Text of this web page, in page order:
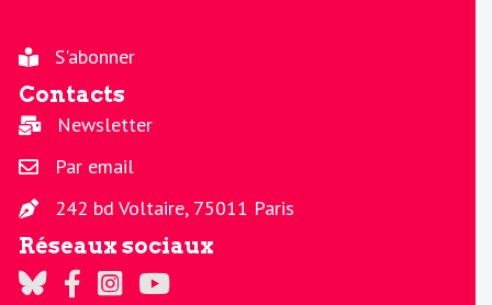
S'abonner
Contacts
Newsletter
Par email
242 bd Voltaire, 75011 Paris
Réseaux sociaux
Regards sur Twitter
Regards sur Facebook
Regards sur Instagram
La chaine Regards sur Youtube